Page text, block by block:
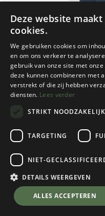
RAB
Men's Ascendor
Tempest Blue
Kies een maat💬 Stel je vraag
Deze website
cookies.
We gebruiken cookies om
en om ons verkeer te
gebruik van onze site met
deze kunnen combineren met
verstrekt of die zij hebben
diensten. Lees verder
STRIKT NOODZAKELIJK
TARGETING
NIET-
DETAILS WEERGEVEN
ALLES ACCEPTEREN